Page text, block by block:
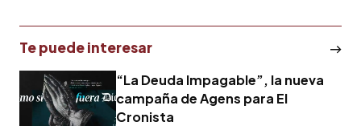
Te puede interesar
“La Deuda Impagable”, la nueva
campaña de Agens para El
Cronista